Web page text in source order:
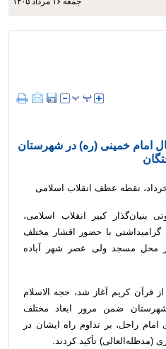
امام خمینی (ره) در شهرستان
بنیان‌گذار کبیر انقلاب اسلامی،
با حضور اقشار مختلف
محل مسجد ولی عصر شهر آباده
قرآن کریم آغاز شد، حجه الاسلام
ضمن مرور ابعاد مختلف
راحل، بر تداوم راه ایشان در
(مدظله‌العالی) تأکید کردند.